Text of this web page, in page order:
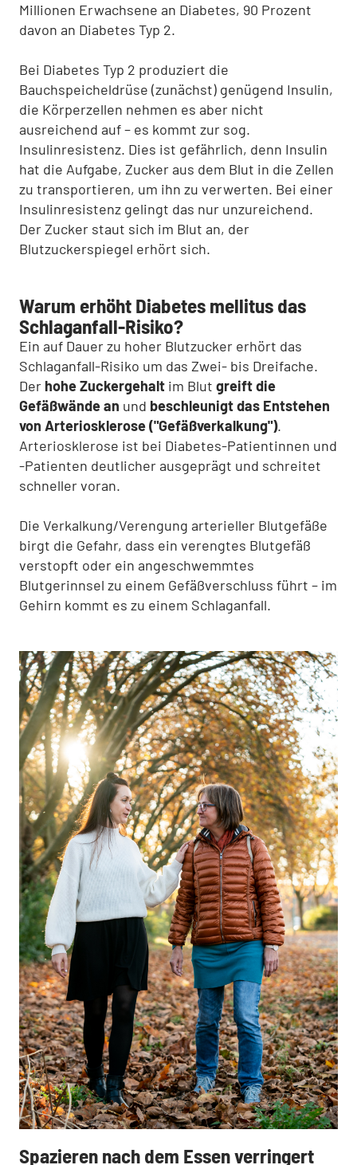
Millionen Erwachsene an Diabetes, 90 Prozent
davon an Diabetes Typ 2.
Bei Diabetes Typ 2 produziert die
Bauchspeicheldrüse (zunächst) genügend Insulin,
die Körperzellen nehmen es aber nicht
ausreichend auf – es kommt zur sog.
Insulinresistenz. Dies ist gefährlich, denn Insulin
hat die Aufgabe, Zucker aus dem Blut in die Zellen
zu transportieren, um ihn zu verwerten. Bei einer
Insulinresistenz gelingt das nur unzureichend.
Der Zucker staut sich im Blut an, der
Blutzuckerspiegel erhört sich.
Warum erhöht Diabetes mellitus das
Schlaganfall-Risiko?
Ein auf Dauer zu hoher Blutzucker erhört das
Schlaganfall-Risiko um das Zwei- bis Dreifache.
Der hohe Zuckergehalt im Blut greift die
Gefäßwände an und beschleunigt das Entstehen
von Arteriosklerose ("Gefäßverkalkung").
Arteriosklerose ist bei Diabetes-Patientinnen und
-Patienten deutlicher ausgeprägt und schreitet
schneller voran.
Die Verkalkung/Verengung arterieller Blutgefäße
birgt die Gefahr, dass ein verengtes Blutgefäß
verstopft oder ein angeschwemmtes
Blutgerinnsel zu einem Gefäßverschluss führt – im
Gehirn kommt es zu einem Schlaganfall.
Spazieren nach dem Essen verringert